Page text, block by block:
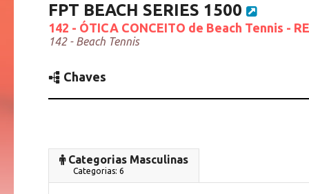
FPT BEACH SERIES 1500
142 - ÓTICA CONCEITO de Beach Tennis -
142 - Beach Tennis
Chaves
Categorias Masculinas
Categorias: 6